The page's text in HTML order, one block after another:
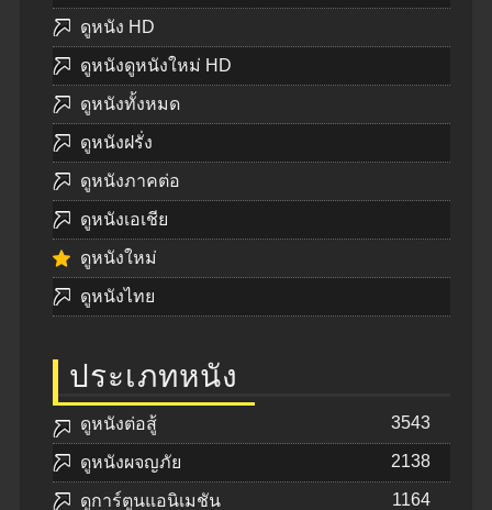
ดูหนัง HD
ดูหนังดูหนังใหม่ HD
ดูหนังทั้งหมด
ดูหนังฝรั่ง
ดูหนังภาคต่อ
ดูหนังเอเชีย
ดูหนังใหม่
ดูหนังไทย
ประเภทหนัง
ดูหนังต่อสู้ 3543
ดูหนังผจญภัย 2138
ดูการ์ตูนแอนิเมชัน 1164